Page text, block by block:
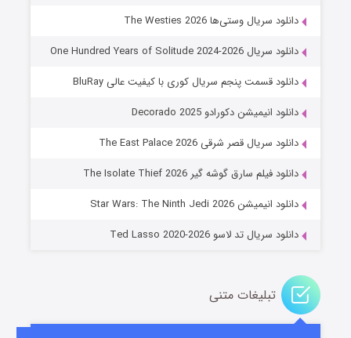
جادوگری در مغولستان
قسمت۱۴ (زیرنویس) منتشر شد
دانلود سریال وستی‌ها The Westies 2026
دانلود سریال One Hundred Years of Solitude 2024-2026
دانلود قسمت پنجم سریال کوری با کیفیت عالی BluRay
دانلود انیمیشن دکورادو Decorado 2025
دانلود سریال قصر شرقی The East Palace 2026
دانلود فیلم سارق گوشه گیر The Isolate Thief 2026
دانلود انیمیشن Star Wars: The Ninth Jedi 2026
دانلود سریال تد لاسو Ted Lasso 2020-2026
تبلیغات متنی